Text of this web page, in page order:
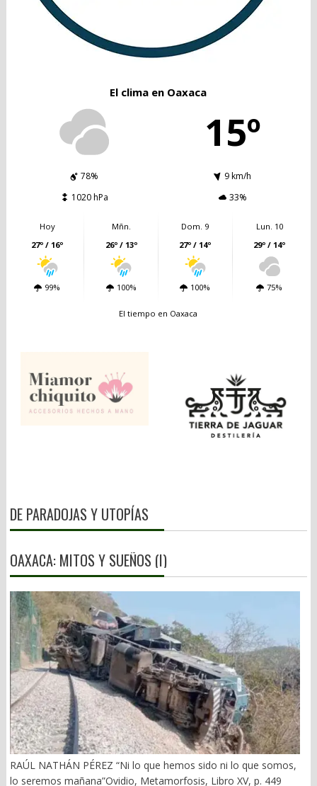
El clima en Oaxaca
15º
78%
9 km/h
1020 hPa
33%
Hoy
27º / 16º
99%
Mñn.
26º / 13º
100%
Dom. 9
27º / 14º
100%
Lun. 10
29º / 14º
75%
El tiempo en Oaxaca
DE PARADOJAS Y UTOPÍAS
OAXACA: MITOS Y SUEÑOS (I)
RAÚL NATHÁN PÉREZ “Ni lo que hemos sido ni lo que somos,
lo seremos mañana”Ovidio, Metamorfosis, Libro XV, p. 449